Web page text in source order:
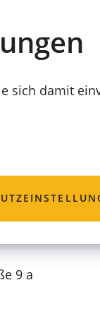
sich damit
9 a